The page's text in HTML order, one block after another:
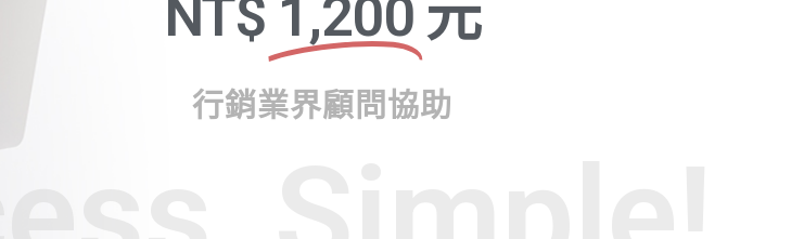
NT$ 1,200 元
行銷業界顧問協助